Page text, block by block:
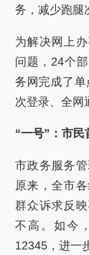
务，减少跑腿
为解决网上
问题，24个
务网完成了单
次登录、全网
“一号”：市民
市政务服务
原来，全市
群众诉求反
不高。如今
12345，进一